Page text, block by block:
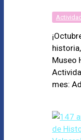
Museo
mes: